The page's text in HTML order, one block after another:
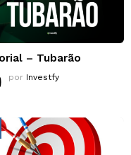
– Tubarão
por Investfy